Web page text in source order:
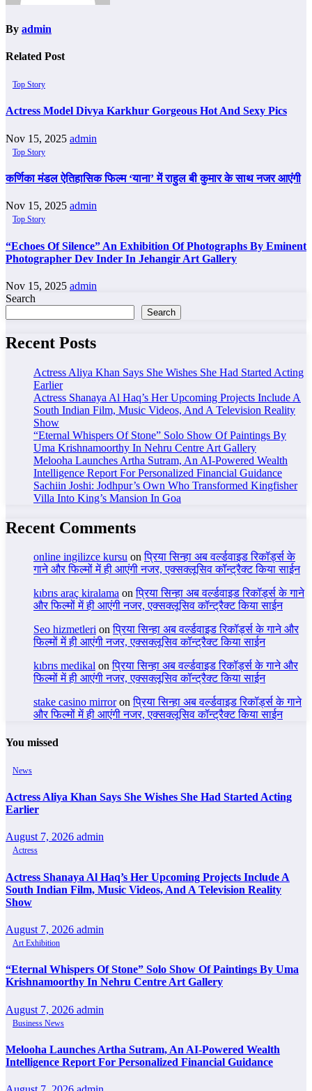
By admin
Related Post
Top Story
Actress Model Divya Karkhur Gorgeous Hot And Sexy Pics
Nov 15, 2025 admin
Top Story
कर्णिका मंडल ऐतिहासिक फिल्म ‘याना’ में राहुल बी कुमार के साथ नजर आएंगी
Nov 15, 2025 admin
Top Story
“Echoes Of Silence” An Exhibition Of Photographs By Eminent
Photographer Dev Inder In Jehangir Art Gallery
Nov 15, 2025 admin
Search
Search
Recent Posts
Actress Aliya Khan Says She Wishes She Had Started Acting
Earlier
Actress Shanaya Al Haq’s Her Upcoming Projects Include A
South Indian Film, Music Videos, And A Television Reality
Show
“Eternal Whispers Of Stone” Solo Show Of Paintings By
Uma Krishnamoorthy In Nehru Centre Art Gallery
Melooha Launches Artha Sutram, An AI-Powered Wealth
Intelligence Report For Personalized Financial Guidance
Sachiin Joshi: Jodhpur’s Own Who Transformed Kingfisher
Villa Into King’s Mansion In Goa
Recent Comments
online ingilizce kursu onप्रिया सिन्हा अब वर्ल्डवाइड रिकॉर्ड्स के
गाने और फिल्मों में ही आएंगी नजर, एक्सक्लूसिव कॉन्ट्रैक्ट किया साईन
kıbrıs araç kiralama onप्रिया सिन्हा अब वर्ल्डवाइड रिकॉर्ड्स के गाने
और फिल्मों में ही आएंगी नजर, एक्सक्लूसिव कॉन्ट्रैक्ट किया साईन
Seo hizmetleri onप्रिया सिन्हा अब वर्ल्डवाइड रिकॉर्ड्स के गाने और
फिल्मों में ही आएंगी नजर, एक्सक्लूसिव कॉन्ट्रैक्ट किया साईन
kıbrıs medikal onप्रिया सिन्हा अब वर्ल्डवाइड रिकॉर्ड्स के गाने और
फिल्मों में ही आएंगी नजर, एक्सक्लूसिव कॉन्ट्रैक्ट किया साईन
stake casino mirroronप्रिया सिन्हा अब वर्ल्डवाइड रिकॉर्ड्स के गाने
और फिल्मों में ही आएंगी नजर, एक्सक्लूसिव कॉन्ट्रैक्ट किया साईन
You missed
News
Actress Aliya Khan Says She Wishes She Had Started Acting
Earlier
August 7, 2026 admin
Actress
Actress Shanaya Al Haq’s Her Upcoming Projects Include A
South Indian Film, Music Videos, And A Television Reality
Show
August 7, 2026 admin
Art Exhibition
“Eternal Whispers Of Stone” Solo Show Of Paintings By Uma
Krishnamoorthy In Nehru Centre Art Gallery
August 7, 2026 admin
Business News
Melooha Launches Artha Sutram, An AI-Powered Wealth
Intelligence Report For Personalized Financial Guidance